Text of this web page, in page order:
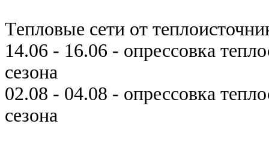
Тепловые сети от
14.06 - 16.06 - опрессовка
сезона
02.08 - 04.08 - опрессовка
сезона